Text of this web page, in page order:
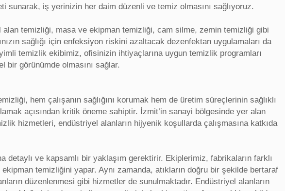
sunarak, iş yerinizin her daim düzenli ve temiz olmasını sağlıyoruz.
temizliği, masa ve ekipman temizliği, cam silme, zemin temizliği gibi
sağlığı için enfeksiyon riskini azaltacak dezenfektan uygulamaları da
temizlik ekibimiz, ofisinizin ihtiyaçlarına uygun temizlik programları
görünümde olmasını sağlar.
hem çalışanın sağlığını korumak hem de üretim süreçlerinin sağlıklı
açısından kritik öneme sahiptir. İzmit’in sanayi bölgesinde yer alan
hizmetleri, endüstriyel alanların hijyenik koşullarda çalışmasına katkıda
detaylı ve kapsamlı bir yaklaşım gerektirir. Ekiplerimiz, fabrikaların farklı
temizliğini yapar. Aynı zamanda, atıkların doğru bir şekilde bertaraf
düzenlenmesi gibi hizmetler de sunulmaktadır. Endüstriyel alanların